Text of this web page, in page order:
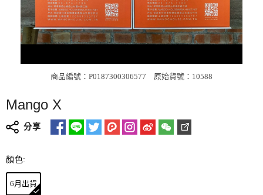
商品編號：P0187300306577 原始貨號：10588
Mango X
分享
顏色:
6月出貨